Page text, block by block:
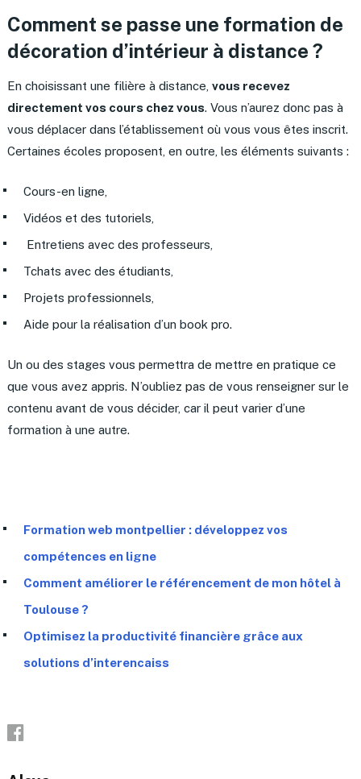
Comment se passe une formation de
décoration d’intérieur à distance ?
En choisissant une filière à distance, vous recevez
directement vos cours chez vous. Vous n’aurez donc pas à
vous déplacer dans l’établissement où vous vous êtes inscrit.
Certaines écoles proposent, en outre, les éléments suivants :
Cours-en ligne,
Vidéos et des tutoriels,
Entretiens avec des professeurs,
Tchats avec des étudiants,
Projets professionnels,
Aide pour la réalisation d’un book pro.
Un ou des stages vous permettra de mettre en pratique ce
que vous avez appris. N’oubliez pas de vous renseigner sur le
contenu avant de vous décider, car il peut varier d’une
formation à une autre.
Formation web montpellier : développez vos
compétences en ligne
Comment améliorer le référencement de mon hôtel à
Toulouse ?
Optimisez la productivité financière grâce aux
solutions d’interencaiss